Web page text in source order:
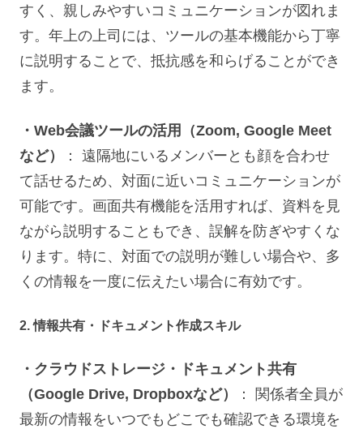
すく、親しみやすいコミュニケーションが図れま
す。年上の上司には、ツールの基本機能から丁寧
に説明することで、抵抗感を和らげることができ
ます。
・Web会議ツールの活用（Zoom, Google Meet
など）
： 遠隔地にいるメンバーとも顔を合わせ
て話せるため、対面に近いコミュニケーションが
可能です。画面共有機能を活用すれば、資料を見
ながら説明することもでき、誤解を防ぎやすくな
ります。特に、対面での説明が難しい場合や、多
くの情報を一度に伝えたい場合に有効です。
2. 情報共有・ドキュメント作成スキル
・クラウドストレージ・ドキュメント共有
（Google Drive, Dropboxなど）
： 関係者全員が
最新の情報をいつでもどこでも確認できる環境を